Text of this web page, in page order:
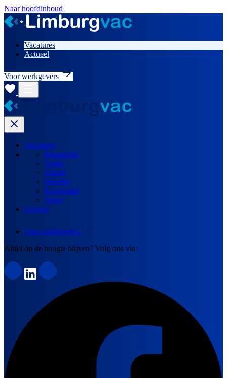
Naar hoofdinhoud
Vacatures
Actueel
Voor werkgevers
Vacatures
Maastricht
Venlo
Sittard
Heerlen
Roermond
Weert
Actueel
Voor werkgevers
Altijd op de hoogte blijven? Volg ons via: